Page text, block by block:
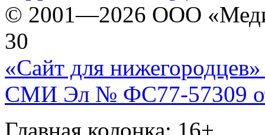
© 2001—2026 ООО
30
«Сайт для нижегородцев»
СМИ Эл № ФС77-57309